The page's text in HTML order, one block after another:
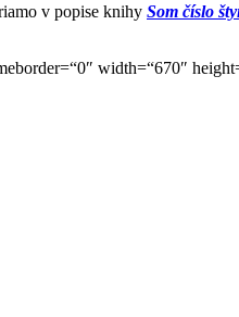
v popise knihy Som číslo
width=“670″